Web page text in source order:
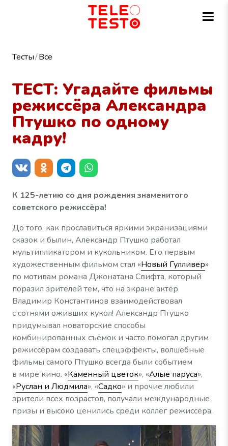
Тесты Все
ТЕСТ: Угадайте фильмы
режиссёра Александра
Птушко по одному
кадру!
К 125-летию со дня рождения знаменитого
советского режиссёра!
До того, как прославиться яркими экранизациями
сказок и былин, Александр Птушко работал
мультипликатором и кукольником. Его первым
художественным фильмом стал «Новый Гулливер»
по мотивам романа Джонатана Свифта, который
поразил зрителей тем, что на экране актёр
Владимир Константинов взаимодействовал
с сотнями оживших кукол! Александр Птушко
придумывал новаторские способы
комбинированных съёмок и часто помогал другим
режиссёрам создавать спецэффекты, волшебные
фильмы самого Птушко всегда были событием
в мире кино. «Каменный цветок», «Алые паруса»,
«Руслан и Людмила», «Садко» и прочие любили
зрители всех возрастов, получали международные
призы и высоко ценились среди коллег режиссёра.